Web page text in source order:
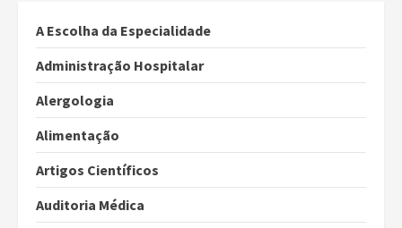
A Escolha da Especialidade
Administração Hospitalar
Alergologia
Alimentação
Artigos Científicos
Auditoria Médica